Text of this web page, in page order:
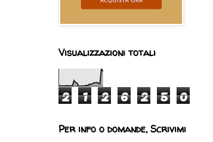
Visualizzazioni totali
2 1 2 6 2 5 0
Per info o domande, Scrivimi